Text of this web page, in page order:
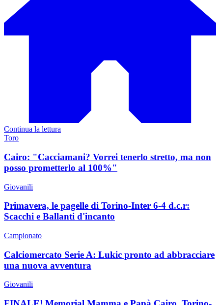
Continua la lettura
Toro
Cairo: "Cacciamani? Vorrei tenerlo stretto, ma non
posso prometterlo al 100%"
Giovanili
Primavera, le pagelle di Torino-Inter 6-4 d.c.r:
Scacchi e Ballanti d'incanto
Campionato
Calciomercato Serie A: Lukic pronto ad abbracciare
una nuova avventura
Giovanili